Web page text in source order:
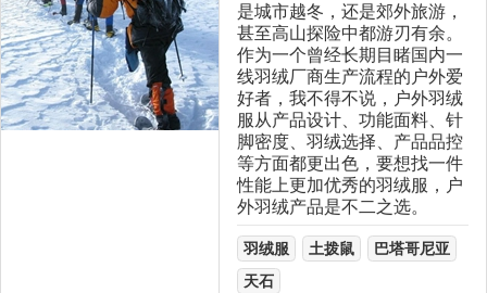
是城市越冬，还是郊外旅游，
甚至高山探险中都游刃有余。
作为一个曾经长期目睹国内一
线羽绒厂商生产流程的户外爱
好者，我不得不说，户外羽绒
服从产品设计、功能面料、针
脚密度、羽绒选择、产品品控
等方面都更出色，要想找一件
性能上更加优秀的羽绒服，户
外羽绒产品是不二之选。
羽绒服 土拨鼠
巴塔哥尼亚
天石